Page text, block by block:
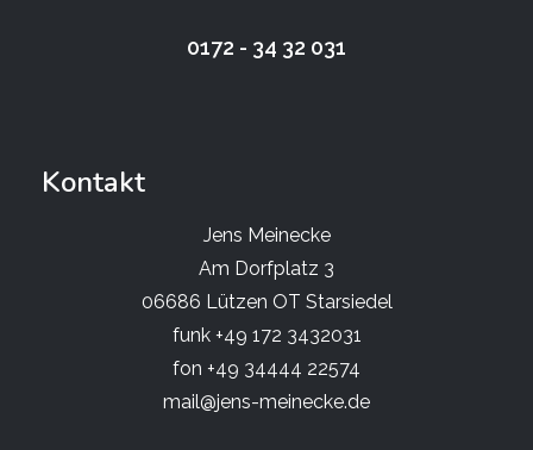
0172 - 34 32 031
Kontakt
Jens Meinecke
Am Dorfplatz 3
06686 Lützen OT Starsiedel
funk +49 172 3432031
fon +49 34444 22574
mail@jens-meinecke.de